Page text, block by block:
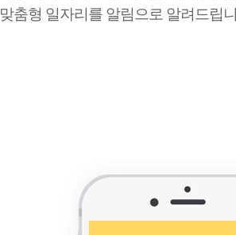
맞춤형 일자리를 알림으로 알려드립